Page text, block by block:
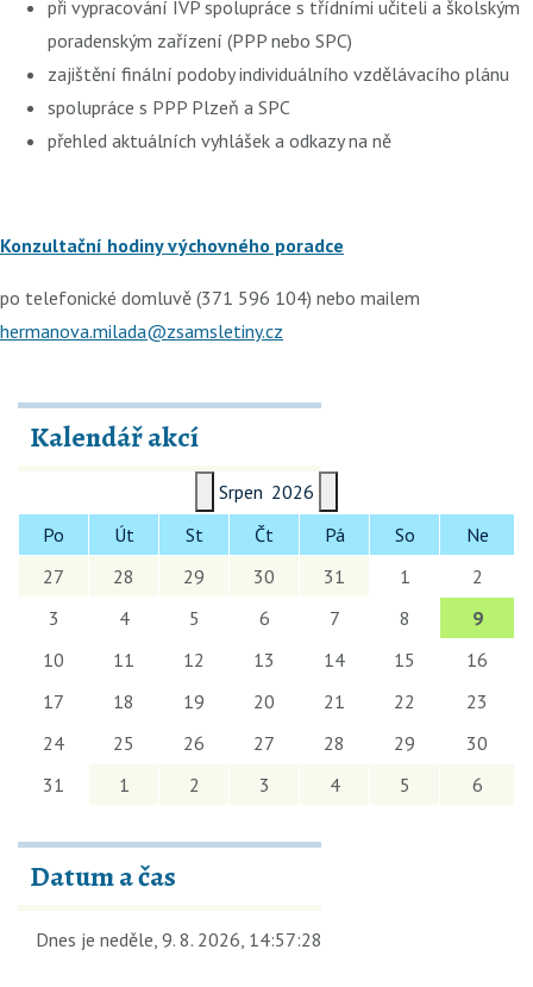
při vypracování IVP spolupráce s třídními učiteli a školským
poradenským zařízení (PPP nebo SPC)
zajištění finální podoby individuálního vzdělávacího plánu
spolupráce s PPP Plzeň a SPC
přehled aktuálních vyhlášek a odkazy na ně
Konzultační hodiny výchovného poradce
po telefonické domluvě (371 596 104) nebo mailem
hermanova.milada@zsamsletiny.cz
Kalendář akcí
Srpen 2026
Po
Út St Čt Pá So
Ne
27
28 29 30 31 1
2
3
4 5 6 7 8
9
10
11 12 13 14 15
16
17
18 19 20 21 22
23
24
25 26 27 28 29
30
31
1 2 3 4 5 6
Datum a čas
Dnes je neděle, 9. 8. 2026, 14:57:28